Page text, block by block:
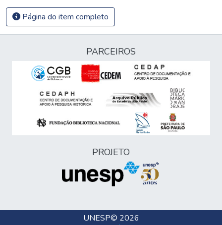
Página do item completo
PARCEIROS
PROJETO
UNESP© 2026